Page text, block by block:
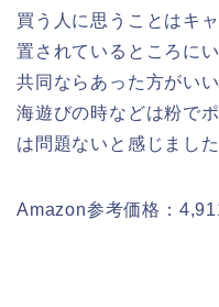
買う人に思うことはキ
置されているところに
共同ならあった方がい
海遊びの時などは粉で
は問題ないと感じました
Amazon参考価格：